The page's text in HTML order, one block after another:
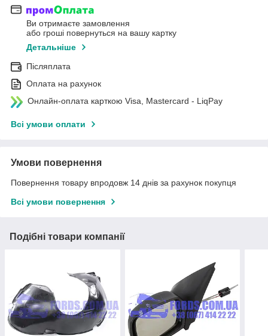
Ви отримаєте замовлення
або гроші повернуться на вашу картку
Детальніше
Післяплата
Оплата на рахунок
Онлайн-оплата карткою Visa, Mastercard - LiqPay
Всі умови оплати
Умови повернення
Повернення товару впродовж 14 днів за рахунок покупця
Всі умови повернення
Подібні товари компанії